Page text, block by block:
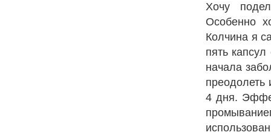
Хочу
Особенно
Колчина я
пять
начала
преодолеть
4 дня.